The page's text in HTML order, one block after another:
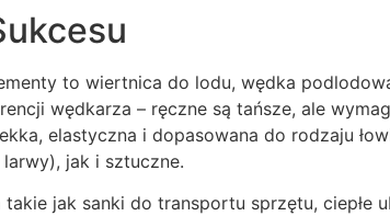
to wiertnica do lodu, wędka
wędkarza – ręczne są tańsze, ale
elastyczna i dopasowana do rodzaju
jak i sztuczne.
jak sanki do transportu sprzętu, ciepłe